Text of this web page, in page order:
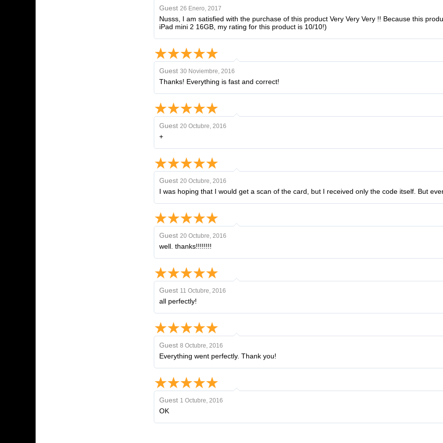
Guest 26 Enero, 2017
Nusss, I am satisfied with the purchase of this product Very Very Very !! Because this
iPad mini 2 16GB, my rating for this product is 10/10!)
Guest 30 Noviembre, 2016
Thanks! Everything is fast and correct!
Guest 20 Octubre, 2016
+
Guest 20 Octubre, 2016
I was hoping that I would get a scan of the card, but I received only the code itself. But
Guest 20 Octubre, 2016
well. thanks!!!!!!!!
Guest 11 Octubre, 2016
all perfectly!
Guest 8 Octubre, 2016
Everything went perfectly. Thank you!
Guest 1 Octubre, 2016
OK